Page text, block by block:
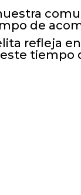
de
refleja
tiempo